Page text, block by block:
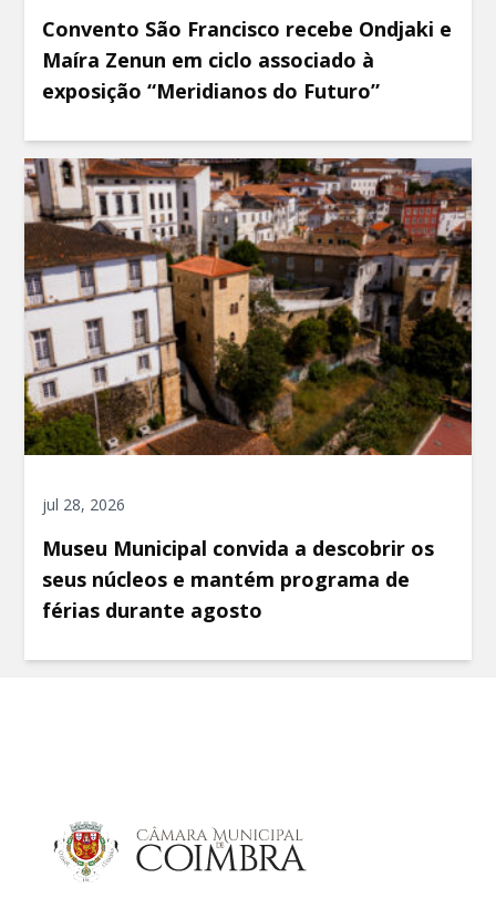
Convento São Francisco recebe Ondjaki e
Maíra Zenun em ciclo associado à
exposição “Meridianos do Futuro”
jul 28, 2026
Museu Municipal convida a descobrir os
seus núcleos e mantém programa de
férias durante agosto